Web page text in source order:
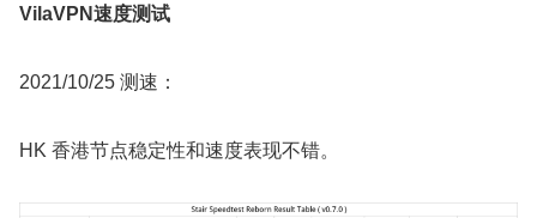
VilaVPN速度测试
2021/10/25 测速：
HK 香港节点稳定性和速度表现不错。